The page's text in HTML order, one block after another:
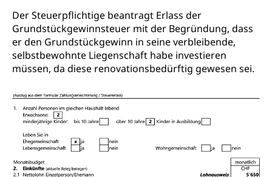
Der Steuerpflichtige beantragt Erlass der
Grundstückgewinnsteuer mit der Begründung, dass
er den Grundstückgewinn in seine verbleibende,
selbstbewohnte Liegenschaft habe investieren
müssen, da diese renovationsbedürftig gewesen sei.